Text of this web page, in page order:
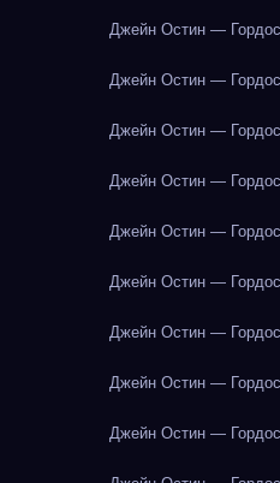
Джейн Остин —
Джейн Остин —
Джейн Остин —
Джейн Остин —
Джейн Остин —
Джейн Остин —
Джейн Остин —
Джейн Остин —
Джейн Остин —